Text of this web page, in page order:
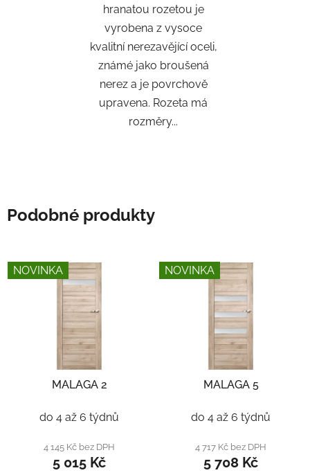
hranatou rozetou je
vyrobena z vysoce
kvalitní nerezavějící oceli,
známé jako broušená
nerez a je povrchově
upravena. Rozeta má
rozměry...
Podobné produkty
NOVINKA
MALAGA 2
do 4 až 6 týdnů
4 145 Kč bez DPH
5 015 Kč
NOVINKA
MALAGA 5
do 4 až 6 týdnů
4 717 Kč bez DPH
5 708 Kč